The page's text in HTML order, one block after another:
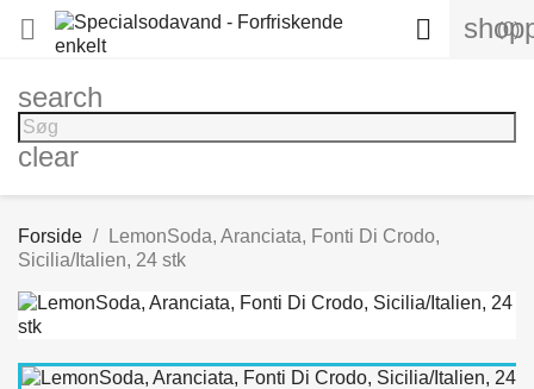
 (0)

search
clear
Forside
LemonSoda, Aranciata, Fonti Di Crodo,
Sicilia/Italien, 24 stk